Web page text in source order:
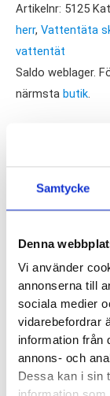
Samtycke
Denna
Vi använder
annonserna till
sociala medier
vidarebefordrar
information från
annons- och
Dessa kan i sin
Artikelnr: 5125
herr, Vattentäta
vattentät
Saldo weblager.
närmsta butik.
Läst:
Material:
Butiker:
Stockholm
HALTI
Halti är ett finskt